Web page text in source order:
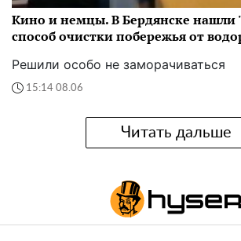
Кино и немцы. В Бердянске нашли
способ очистки побережья от
Решили особо не заморачиваться
15:14 08.06
Читать дальше